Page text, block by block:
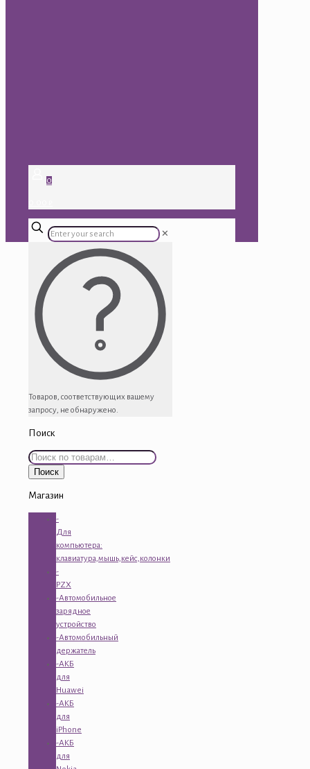
0
✕
Товаров, соответствующих вашему
запросу, не обнаружено.
Поиск
Искать:
Поиск
Магазин
-
Для
компьютера:
клавиатура,мышь,кейс,колонки
-
PZX
-Автомобильное
зарядное
устройство
-Автомобильный
держатель
-АКБ
для
Huawei
-АКБ
для
iPhone
-АКБ
для